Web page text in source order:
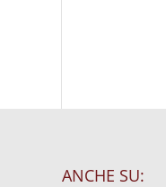
ANCHE SU: